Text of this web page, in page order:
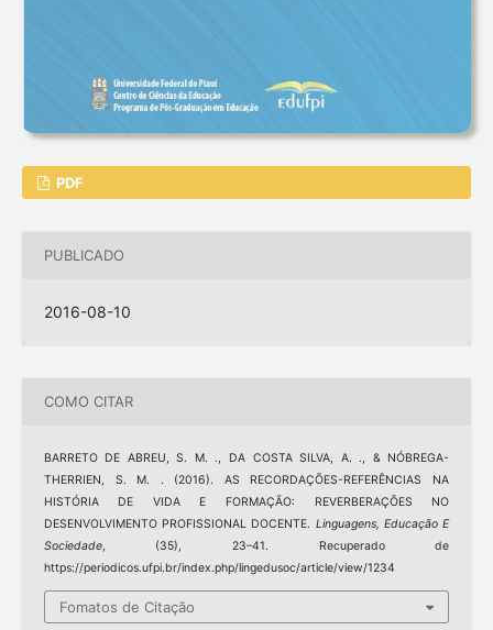
PDF
PUBLICADO
2016-08-10
COMO CITAR
BARRETO DE ABREU, S. M. ., DA COSTA SILVA, A. ., & NÓBREGA-
THERRIEN, S. M. . (2016). AS RECORDAÇÕES-REFERÊNCIAS NA
HISTÓRIA DE VIDA E FORMAÇÃO: REVERBERAÇÕES NO
DESENVOLVIMENTO PROFISSIONAL DOCENTE. Linguagens, Educação E
Sociedade, (35), 23–41. Recuperado de
https://periodicos.ufpi.br/index.php/lingedusoc/article/view/1234
Fomatos de Citação